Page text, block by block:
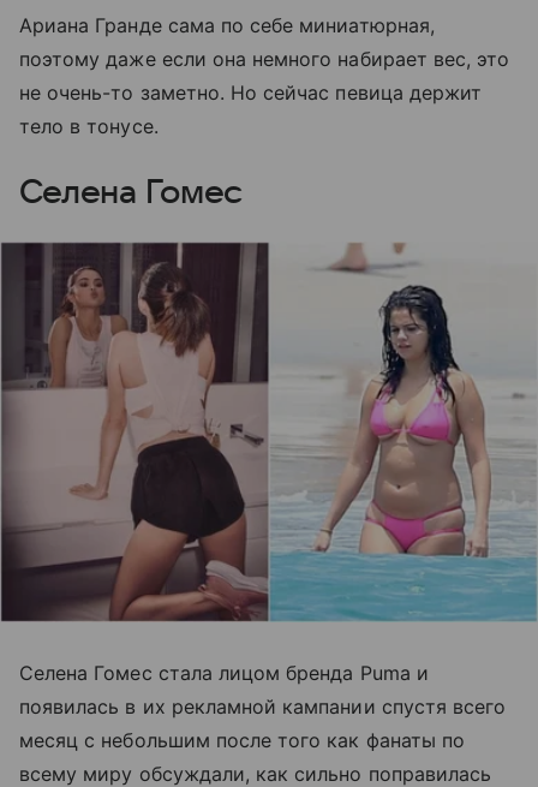
Ариана Гранде сама по себе миниатюрная,
поэтому даже если она немного набирает вес, это
не очень-то заметно. Но сейчас певица держит
тело в тонусе.
Селена Гомес
Селена Гомес стала лицом бренда Puma и
появилась в их рекламной кампании спустя всего
месяц с небольшим после того как фанаты по
всему миру обсуждали, как сильно поправилась